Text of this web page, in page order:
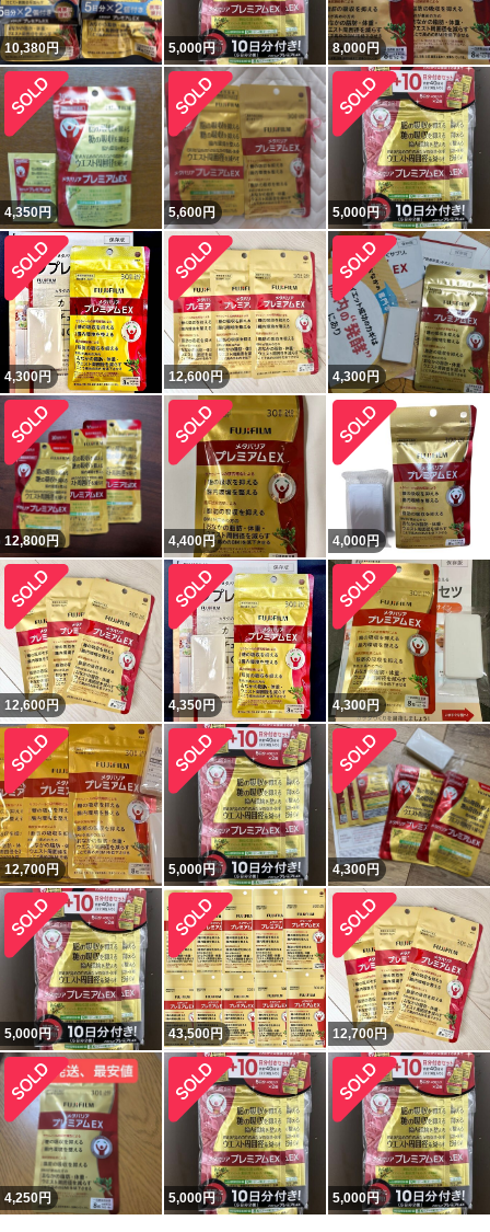
10,380円 5,000円 8,000円
4,350円 5,600円 5,000円
4,300円 12,600円 4,300円
12,800円 4,400円 4,000円
12,600円 4,350円 4,300円
12,700円 5,000円 4,300円
5,000円 43,500円 12,700円
4,250円 5,000円 5,000円